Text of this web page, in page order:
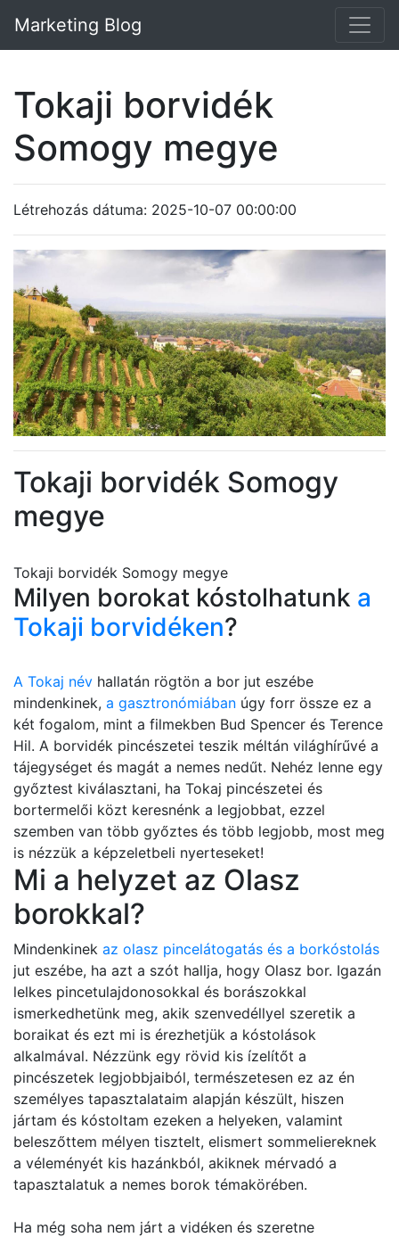
Marketing Blog
Tokaji borvidék
Somogy megye
Létrehozás dátuma: 2025-10-07 00:00:00
Tokaji borvidék Somogy
megye
Tokaji borvidék Somogy megye
Milyen borokat kóstolhatunk a
Tokaji borvidéken?
A Tokaj név hallatán rögtön a bor jut eszébe
mindenkinek, a gasztronómiában úgy forr össze ez a
két fogalom, mint a filmekben Bud Spencer és Terence
Hil. A borvidék pincészetei teszik méltán világhírűvé a
tájegységet és magát a nemes nedűt. Nehéz lenne egy
győztest kiválasztani, ha Tokaj pincészetei és
bortermelői közt keresnénk a legjobbat, ezzel
szemben van több győztes és több legjobb, most meg
is nézzük a képzeletbeli nyerteseket!
Mi a helyzet az Olasz
borokkal?
Mindenkinek az olasz pincelátogatás és a borkóstolás
jut eszébe, ha azt a szót hallja, hogy Olasz bor. Igazán
lelkes pincetulajdonosokkal és borászokkal
ismerkedhetünk meg, akik szenvedéllyel szeretik a
boraikat és ezt mi is érezhetjük a kóstolások
alkalmával. Nézzünk egy rövid kis ízelítőt a
pincészetek legjobbjaiból, természetesen ez az én
személyes tapasztalataim alapján készült, hiszen
jártam és kóstoltam ezeken a helyeken, valamint
beleszőttem mélyen tisztelt, elismert sommeliereknek
a véleményét kis hazánkból, akiknek mérvadó a
tapasztalatuk a nemes borok témakörében.
Ha még soha nem járt a vidéken és szeretne